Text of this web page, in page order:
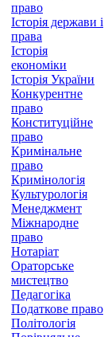
право
Історія держави і
права
Історія
економіки
Історія України
Конкурентне
право
Конституційне
право
Кримінальне
право
Кримінологія
Культурологія
Менеджмент
Міжнародне
право
Нотаріат
Ораторське
мистецтво
Педагогіка
Податкове право
Політологія